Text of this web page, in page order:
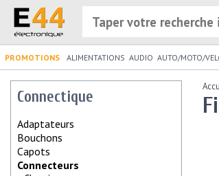
PROMOTIONS ALIMENTATIONS AUDIO AUTO/MOTO/
Connectique
Adaptateurs
Bouchons
Capots
Connecteurs